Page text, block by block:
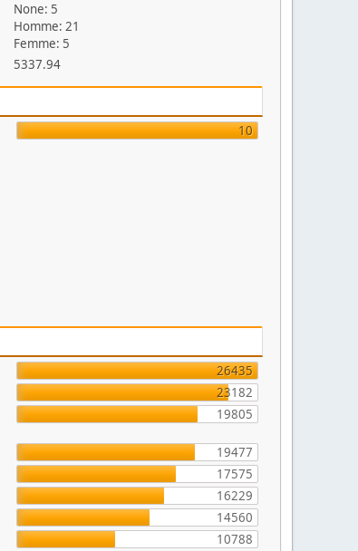
None: 5
Homme: 21
Femme: 5
5337.94
10
26435
23182
19805
19477
17575
16229
14560
10788